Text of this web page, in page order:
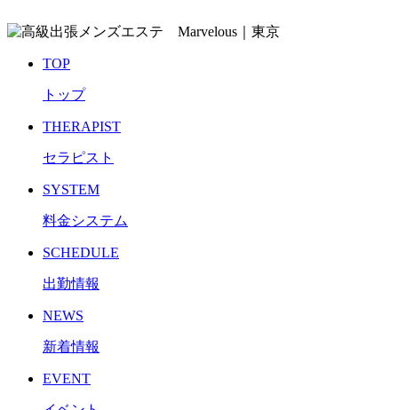
TOP
トップ
THERAPIST
セラピスト
SYSTEM
料金システム
SCHEDULE
出勤情報
NEWS
新着情報
EVENT